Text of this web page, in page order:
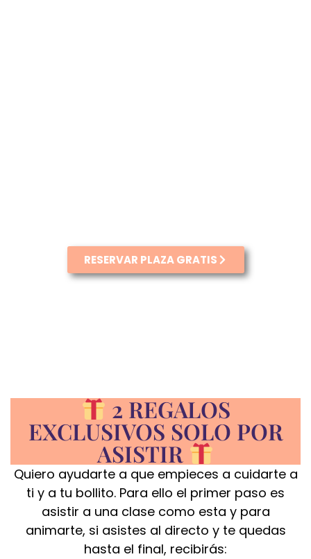
RESERVAR PLAZA GRATIS
2 REGALOS
EXCLUSIVOS SOLO POR
ASISTIR
Quiero ayudarte a que empieces a cuidarte a
ti y a tu bollito. Para ello el primer paso es
asistir a una clase como esta y para
animarte, si asistes al directo y te quedas
hasta el final, recibirás: